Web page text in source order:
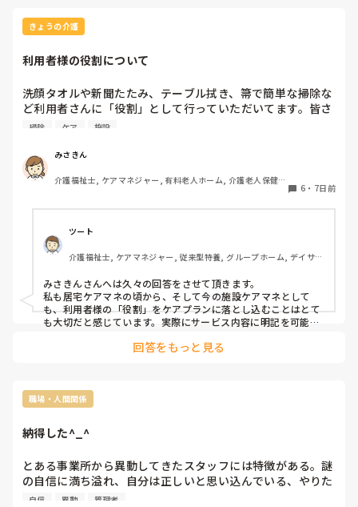
ラとは言えますが、片方の言い分だけではなかなか…
きょうの介護
利用者様の役割について
洗顔タオルや新聞たたみ、テーブル拭き、箒で簡単な掃除な
ど利用者さんに「役割」として行っていただいてます。皆さ
んの施設では他にどんな役割がありますか？たまに時間を持
ります。今検討しているのは、食器洗いやスタッフと一緒に
行くゴミ出しなどです。
掃除 ケア 施設
みさきん
介護福祉士, ケアマネジャー, 有料老人ホーム, 介護老人保健施
6 ・ 7日前
ツート
介護福祉士, ケアマネジャー, 従来型特養, グループホーム, デイサー
みさきんさんへは久々の回答をさせて頂きます。
私も居宅ケアマネの頃から、そして今の施設ケアマネとして
も、利用者様の「役割」をケアプランに落とし込むことはとて
も大切だと感じています。実際にサービス内容に明記を可能な
す。 役割を持つことは、その方の自信や生きがいにつながりま
になります。
回答をもっと見る
職場・人間関係
納得した^_^
とある事業所から異動してきたスタッフには特徴がある。謎
の自信に満ち溢れ、自分は正しいと思い込んでいる、やりた
くない事はやらないもしくは他のスタッフにやらせようと画
自信 異動 管理者